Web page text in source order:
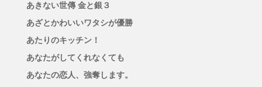
あきない世傳 金と銀３
あざとかわいいワタシが優勝
あたりのキッチン！
あなたがしてくれなくても
あなたの恋人、強奪します。